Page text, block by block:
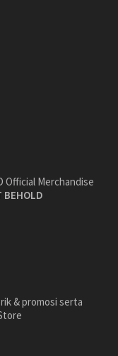
BEHOLD
& promosi serta